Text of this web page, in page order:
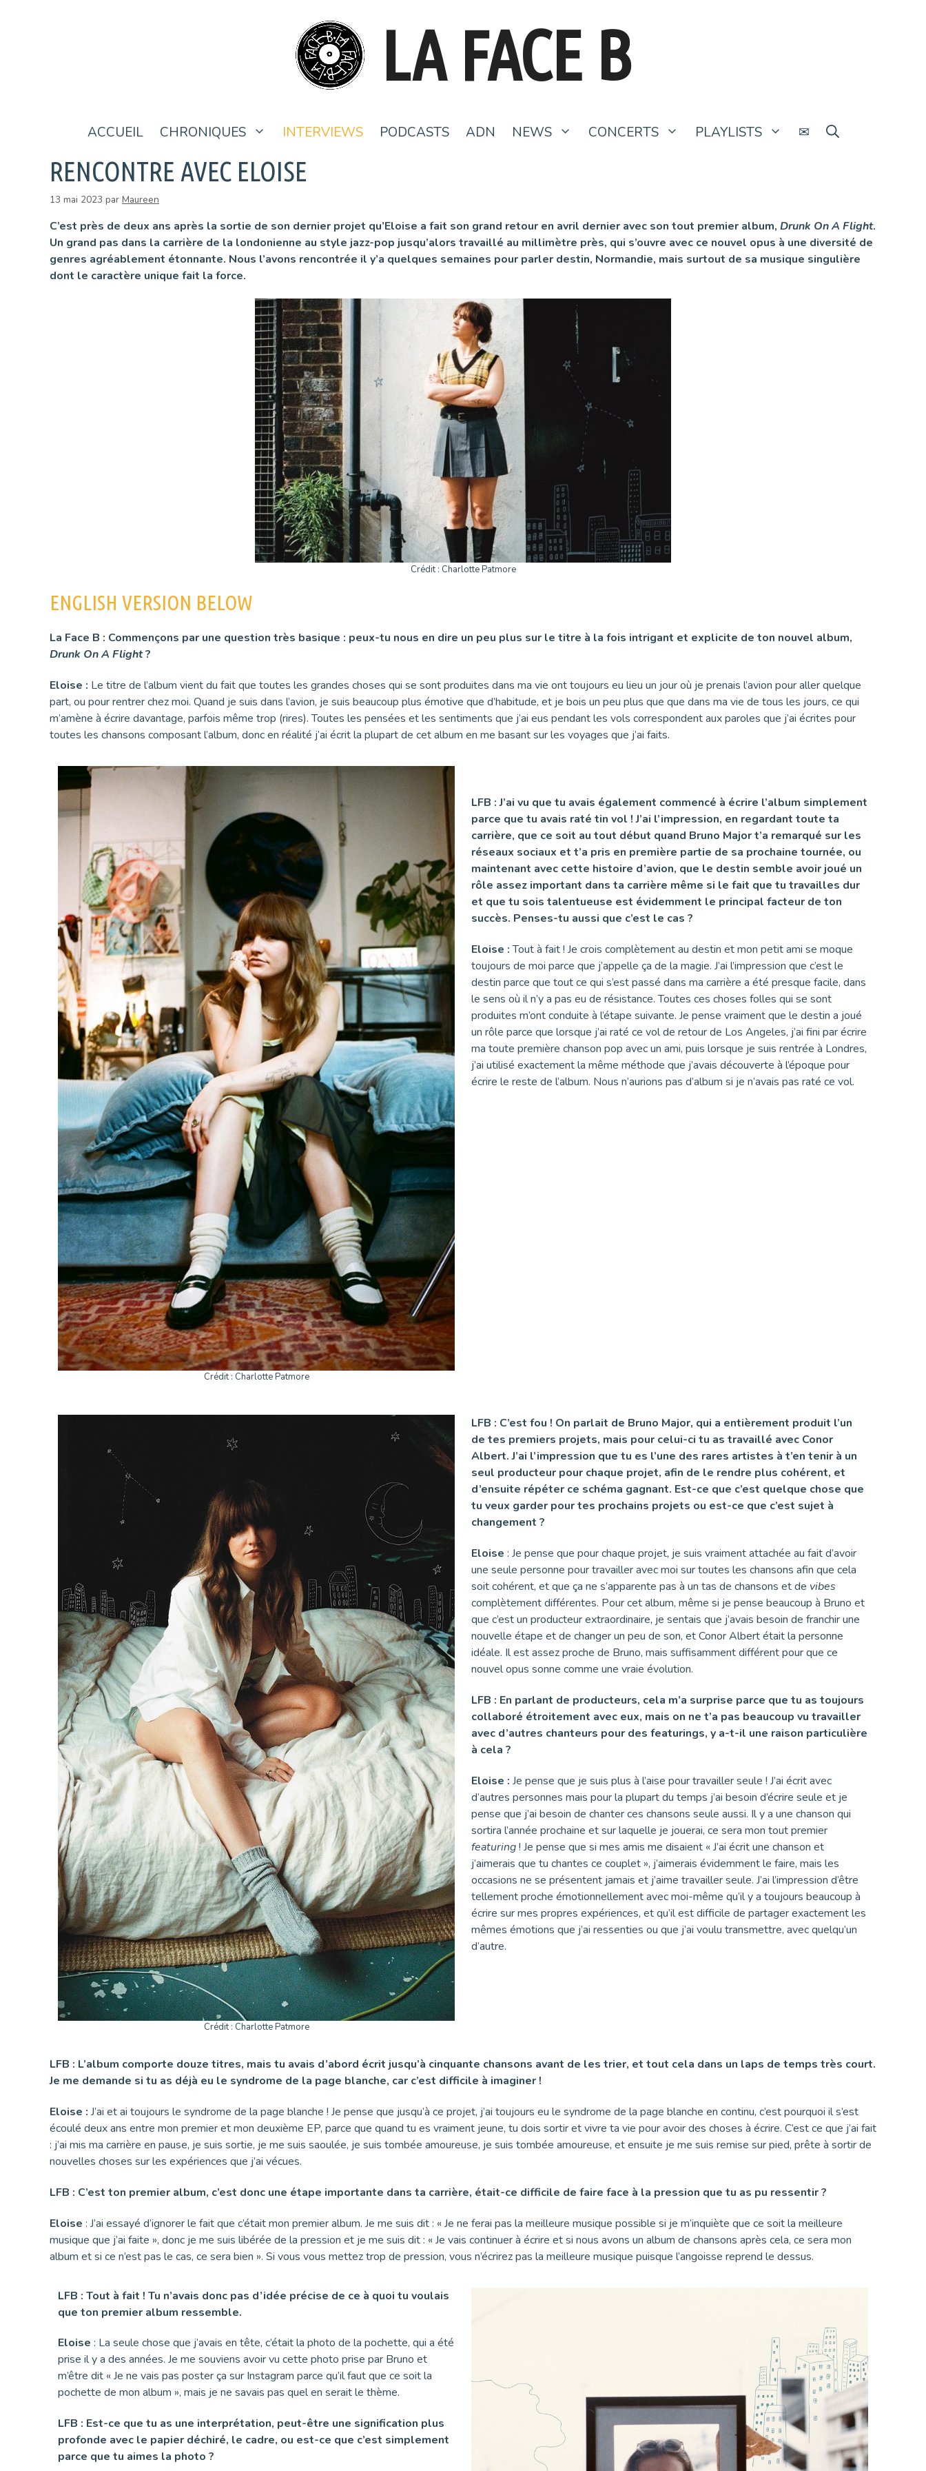
LA FACE B
ACCUEIL CHRONIQUES INTERVIEWS PODCASTS ADN NEWS CONCERTS PLAYLISTS ✉
RENCONTRE AVEC ELOISE
13 mai 2023 par Maureen
C’est près de deux ans après la sortie de son dernier projet qu’Eloise a fait son grand retour en avril dernier avec son tout premier album, Drunk On A Flight.
Un grand pas dans la carrière de la londonienne au style jazz-pop jusqu’alors travaillé au millimètre près, qui s’ouvre avec ce nouvel opus à une diversité de
genres agréablement étonnante. Nous l’avons rencontrée il y’a quelques semaines pour parler destin, Normandie, mais surtout de sa musique singulière
dont le caractère unique fait la force.
Crédit : Charlotte Patmore
ENGLISH VERSION BELOW
La Face B : Commençons par une question très basique : peux-tu nous en dire un peu plus sur le titre à la fois intrigant et explicite de ton nouvel album,
Drunk On A Flight?
Eloise : Le titre de l’album vient du fait que toutes les grandes choses qui se sont produites dans ma vie ont toujours eu lieu un jour où je prenais l’avion pour aller quelque
part, ou pour rentrer chez moi. Quand je suis dans l’avion, je suis beaucoup plus émotive que d’habitude, et je bois un peu plus que que dans ma vie de tous les jours, ce qui
m’amène à écrire davantage, parfois même trop (rires). Toutes les pensées et les sentiments que j’ai eus pendant les vols correspondent aux paroles que j’ai écrites pour
toutes les chansons composant l’album, donc en réalité j’ai écrit la plupart de cet album en me basant sur les voyages que j’ai faits.
Crédit : Charlotte Patmore
LFB : J’ai vu que tu avais également commencé à écrire l’album simplement
parce que tu avais raté tin vol ! J’ai l’impression, en regardant toute ta
carrière, que ce soit au tout début quand Bruno Major t’a remarqué sur les
réseaux sociaux et t’a pris en première partie de sa prochaine tournée, ou
maintenant avec cette histoire d’avion, que le destin semble avoir joué un
rôle assez important dans ta carrière même si le fait que tu travailles dur
et que tu sois talentueuse est évidemment le principal facteur de ton
succès. Penses-tu aussi que c’est le cas ?
Eloise :Tout à fait ! Je crois complètement au destin et mon petit ami se moque
toujours de moi parce que j’appelle ça de la magie. J’ai l’impression que c’est le
destin parce que tout ce qui s’est passé dans ma carrière a été presque facile, dans
le sens où il n’y a pas eu de résistance. Toutes ces choses folles qui se sont
produites m’ont conduite à l’étape suivante. Je pense vraiment que le destin a joué
un rôle parce que lorsque j’ai raté ce vol de retour de Los Angeles, j’ai fini par écrire
ma toute première chanson pop avec un ami, puis lorsque je suis rentrée à Londres,
j’ai utilisé exactement la même méthode que j’avais découverte à l’époque pour
écrire le reste de l’album. Nous n’aurions pas d’album si je n’avais pas raté ce vol.
Crédit : Charlotte Patmore
LFB : C’est fou ! On parlait de Bruno Major, qui a entièrement produit l’un
de tes premiers projets, mais pour celui-ci tu as travaillé avec Conor
Albert. J’ai l’impression que tu es l’une des rares artistes à t’en tenir à un
seul producteur pour chaque projet, afin de le rendre plus cohérent, et
d’ensuite répéter ce schéma gagnant. Est-ce que c’est quelque chose que
tu veux garder pour tes prochains projets ou est-ce que c’est sujet à
changement ?
Eloise : Je pense que pour chaque projet, je suis vraiment attachée au fait d’avoir
une seule personne pour travailler avec moi sur toutes les chansons afin que cela
soit cohérent, et que ça ne s’apparente pas à un tas de chansons et de vibes
complètement différentes. Pour cet album, même si je pense beaucoup à Bruno et
que c’est un producteur extraordinaire, je sentais que j’avais besoin de franchir une
nouvelle étape et de changer un peu de son, et Conor Albert était la personne
idéale. Il est assez proche de Bruno, mais suffisamment différent pour que ce
nouvel opus sonne comme une vraie évolution.
LFB : En parlant de producteurs, cela m’a surprise parce que tu as toujours
collaboré étroitement avec eux, mais on ne t’a pas beaucoup vu travailler
avec d’autres chanteurs pour des featurings, y a-t-il une raison particulière
à cela ?
Eloise : Je pense que je suis plus à l’aise pour travailler seule ! J’ai écrit avec
d’autres personnes mais pour la plupart du temps j’ai besoin d’écrire seule et je
pense que j’ai besoin de chanter ces chansons seule aussi. Il y a une chanson qui
sortira l’année prochaine et sur laquelle je jouerai, ce sera mon tout premier
featuring! Je pense que si mes amis me disaient « J’ai écrit une chanson et
j’aimerais que tu chantes ce couplet », j’aimerais évidemment le faire, mais les
occasions ne se présentent jamais et j’aime travailler seule. J’ai l’impression d’être
tellement proche émotionnellement avec moi-même qu’il y a toujours beaucoup à
écrire sur mes propres expériences, et qu’il est difficile de partager exactement les
mêmes émotions que j’ai ressenties ou que j’ai voulu transmettre, avec quelqu’un
d’autre.
LFB : L’album comporte douze titres, mais tu avais d’abord écrit jusqu’à cinquante chansons avant de les trier, et tout cela dans un laps de temps très court.
Je me demande si tu as déjà eu le syndrome de la page blanche, car c’est difficile à imaginer !
Eloise : J’ai et ai toujours le syndrome de la page blanche ! Je pense que jusqu’à ce projet, j’ai toujours eu le syndrome de la page blanche en continu, c’est pourquoi il s’est
écoulé deux ans entre mon premier et mon deuxième EP, parce que quand tu es vraiment jeune, tu dois sortir et vivre ta vie pour avoir des choses à écrire. C’est ce que j’ai fait
: j’ai mis ma carrière en pause, je suis sortie, je me suis saoulée, je suis tombée amoureuse, je suis tombée amoureuse, et ensuite je me suis remise sur pied, prête à sortir de
nouvelles choses sur les expériences que j’ai vécues.
LFB : C’est ton premier album, c’est donc une étape importante dans ta carrière, était-ce difficile de faire face à la pression que tu as pu ressentir ?
Eloise : J’ai essayé d’ignorer le fait que c’était mon premier album. Je me suis dit : « Je ne ferai pas la meilleure musique possible si je m’inquiète que ce soit la meilleure
musique que j’ai faite », donc je me suis libérée de la pression et je me suis dit : « Je vais continuer à écrire et si nous avons un album de chansons après cela, ce sera mon
album et si ce n’est pas le cas, ce sera bien ». Si vous vous mettez trop de pression, vous n’écrirez pas la meilleure musique puisque l’angoisse reprend le dessus.
LFB : Tout à fait ! Tu n’avais donc pas d’idée précise de ce à quoi tu voulais
que ton premier album ressemble.
Eloise : La seule chose que j’avais en tête, c’était la photo de la pochette, qui a été
prise il y a des années. Je me souviens avoir vu cette photo prise par Bruno et
m’être dit « Je ne vais pas poster ça sur Instagram parce qu’il faut que ce soit la
pochette de mon album », mais je ne savais pas quel en serait le thème.
LFB : Est-ce que tu as une interprétation, peut-être une signification plus
profonde avec le papier déchiré, le cadre, ou est-ce que c’est simplement
parce que tu aimes la photo ?